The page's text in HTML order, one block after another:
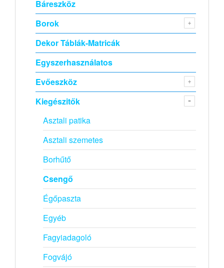
Báreszköz
Borok
Dekor Táblák-Matricák
Egyszerhasználatos
Evőeszköz
Kiegészitők
Asztali patika
Asztali szemetes
Borhűtő
Csengő
Égőpaszta
Egyéb
Fagyiadagoló
Fogvájó